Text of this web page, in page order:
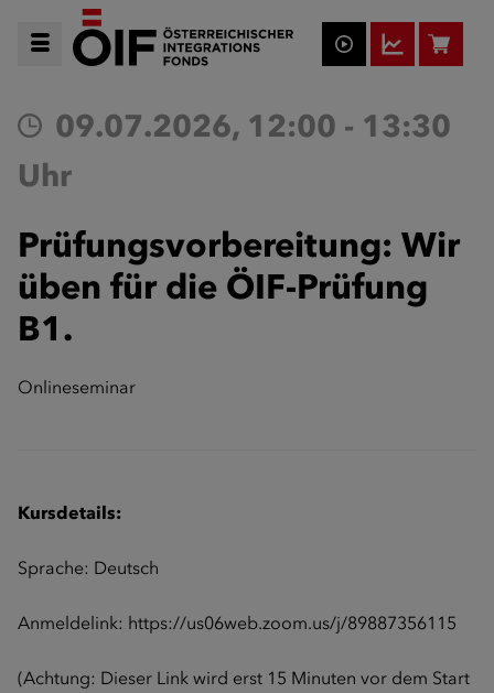
09.07.2026, 12:00 - 13:30
Uhr
Prüfungsvorbereitung: Wir
üben für die ÖIF-Prüfung
B1.
Onlineseminar
Kursdetails:
Sprache: Deutsch
Anmeldelink: https://us06web.zoom.us/j/89887356115
(Achtung: Dieser Link wird erst 15 Minuten vor dem Start